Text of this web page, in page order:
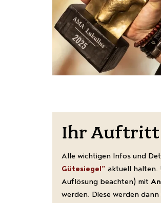
Ihr Auftritt
Alle wichtigen Infos und
Gütesiegel” aktuell halten.
Auflösung beachten) mit
werden. Diese werden